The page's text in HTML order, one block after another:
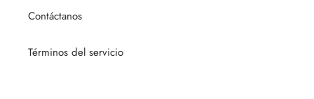
Contáctanos
Términos del servicio